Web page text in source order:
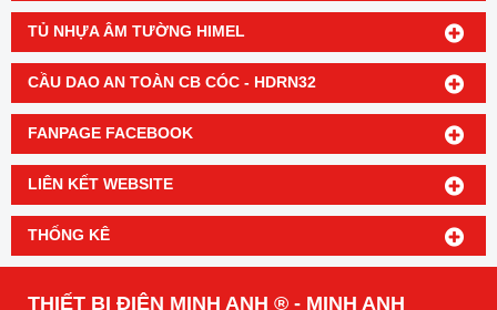
TỦ NHỰA ÂM TƯỜNG HIMEL
CẦU DAO AN TOÀN CB CÓC - HDRN32
FANPAGE FACEBOOK
LIÊN KẾT WEBSITE
THỐNG KÊ
THIẾT BỊ ĐIỆN MINH ANH ® - MINH ANH